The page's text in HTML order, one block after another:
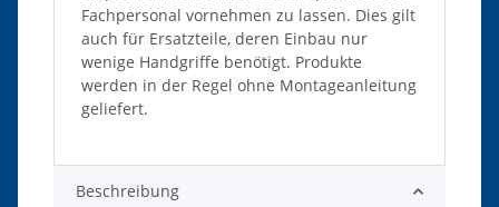
Fachpersonal vornehmen zu lassen. Dies gilt
auch für Ersatzteile, deren Einbau nur
wenige Handgriffe benötigt. Produkte
werden in der Regel ohne Montageanleitung
geliefert.
Beschreibung